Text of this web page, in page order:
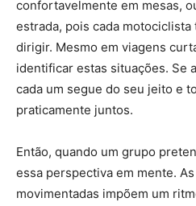
confortavelmente em mesas,
estrada, pois cada motociclista
dirigir. Mesmo em viagens
identificar estas situações. Se
cada um segue do seu jeito e
praticamente juntos.
Então, quando um grupo
essa perspectiva em mente.
movimentadas impõem um